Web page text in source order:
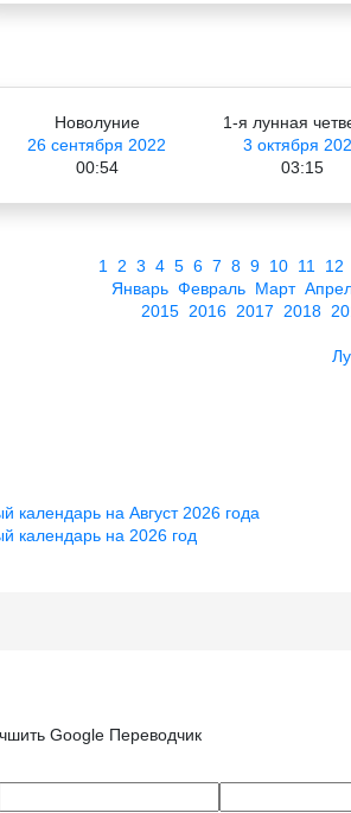
Новолуние
26 сентября 2022
00:54
1-я лунная
3 октября
03:15
1
2 3 4 5 6 7 8 9 10 11 12
Январь Февраль Март
2015 2016 2017 2018
календарь на Август 2026 года
календарь на 2026 год
Google Переводчик